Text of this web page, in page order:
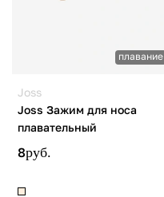
плавание
Joss
Joss Зажим для носа
плавательный
8руб.